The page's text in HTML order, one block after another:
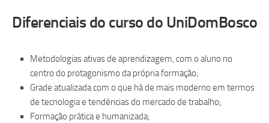
Diferenciais do curso do UniDomBosco
Metodologias ativas de aprendizagem, com o aluno no
centro do protagonismo da própria formação;
Grade atualizada com o que há de mais moderno em termos
de tecnologia e tendências do mercado de trabalho;
Formação prática e humanizada;